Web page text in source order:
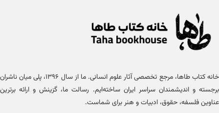
خانه کتاب طاها، مرجع تخصصی آثار علوم انسانی. ما از سال ۱۳۹۶، پلی میان ناشران
برجسته و اندیشمندان سراسر ایران ساخته‌ایم. رسالت ما، گزینش و ارائه برترین
عناوین فلسفه، حقوق، ادبیات و هنر برای شماست.